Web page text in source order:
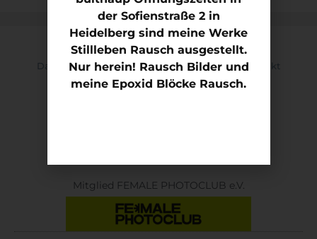
Datenschutz Impressum Kontakt
Mitglied FEMALE PHOTOCLUB e.V.
der Sofienstraße 2 in
Heidelberg sind meine Werke
Stillleben Rausch ausgestellt.
Nur herein! Rausch Bilder und
meine Epoxid Blöcke Rausch.